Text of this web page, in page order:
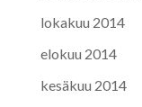
lokakuu 2014
elokuu 2014
kesäkuu 2014